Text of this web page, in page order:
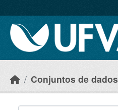
Conjuntos de dados